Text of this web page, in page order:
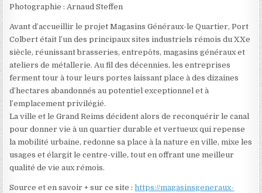
Photographie : Arnaud Steffen
Avant d’accueillir le projet Magasins Généraux-le Quartier, Port
Colbert était l’un des principaux sites industriels rémois du XXe
siècle, réunissant brasseries, entrepôts, magasins généraux et
ateliers de métallerie. Au fil des décennies, les entreprises
ferment tour à tour leurs portes laissant place à des dizaines
d’hectares abandonnés au potentiel exceptionnel et à
l’emplacement privilégié.
La ville et le Grand Reims décident alors de reconquérir le canal
pour donner vie à un quartier durable et vertueux qui repense
la mobilité urbaine, redonne sa place à la nature en ville, mixe les
usages et élargit le centre-ville, tout en offrant une meilleur
qualité de vie aux rémois.
Source et en savoir + sur ce site :https://magasinsgeneraux-